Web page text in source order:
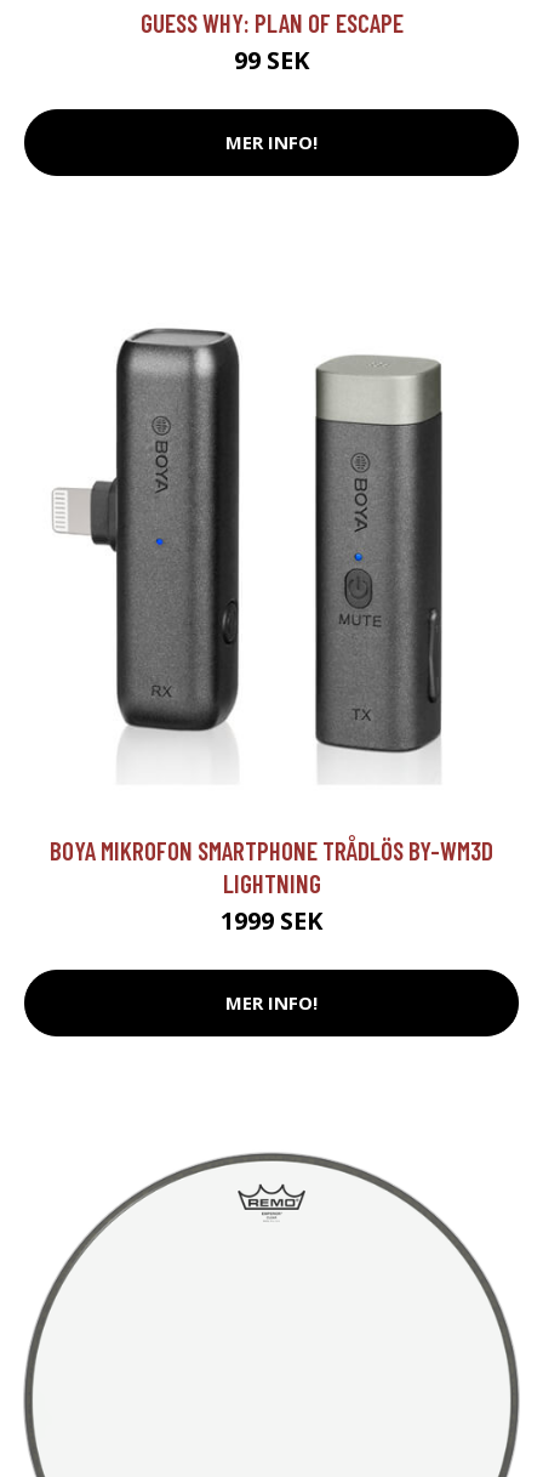
GUESS WHY: PLAN OF ESCAPE
99 SEK
MER INFO!
BOYA MIKROFON SMARTPHONE TRÅDLÖS BY-WM3D
LIGHTNING
1999 SEK
MER INFO!